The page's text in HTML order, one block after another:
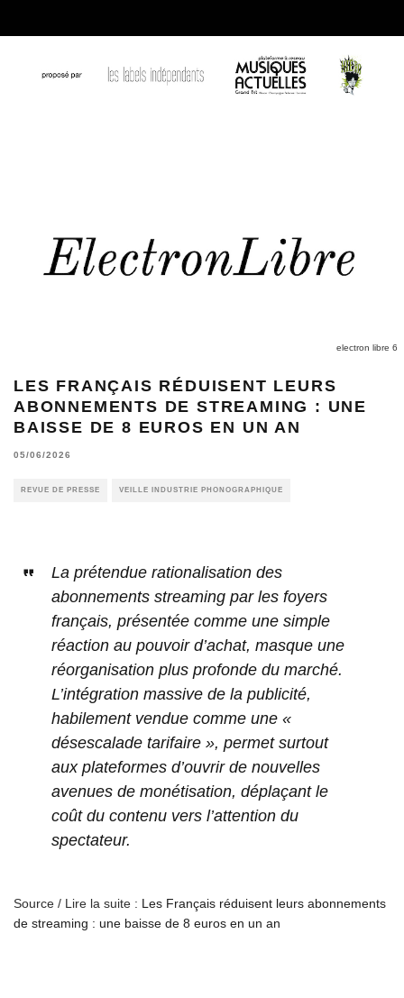
electron libre 6
LES FRANÇAIS RÉDUISENT LEURS
ABONNEMENTS DE STREAMING : UNE
BAISSE DE 8 EUROS EN UN AN
05/06/2026
REVUE DE PRESSE VEILLE INDUSTRIE PHONOGRAPHIQUE
La prétendue rationalisation des
abonnements streaming par les foyers
français, présentée comme une simple
réaction au pouvoir d’achat, masque une
réorganisation plus profonde du marché.
L’intégration massive de la publicité,
habilement vendue comme une «
désescalade tarifaire », permet surtout
aux plateformes d’ouvrir de nouvelles
avenues de monétisation, déplaçant le
coût du contenu vers l’attention du
spectateur.
Source / Lire la suite : Les Français réduisent leurs abonnements
de streaming : une baisse de 8 euros en un an